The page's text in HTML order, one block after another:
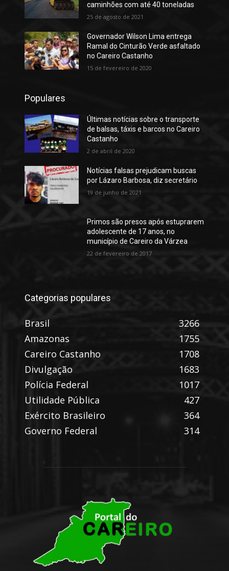
caminhões com até 40 toneladas
25 de agosto de 2021
Governador Wilson Lima entrega
Ramal do Cinturão Verde asfaltado
no Careiro Castanho
15 de fevereiro de 2020
Populares
Últimas notícias sobre o transporte
de balsas, táxis e barcos no Careiro
Castanho
2 de abril de 2020
Notícias falsas prejudicam buscas
por Lázaro Barbosa, diz secretário
19 de junho de 2021
Primos são presos após estuprarem
adolescente de 17 anos, no
município de Careiro da Várzea
22 de fevereiro de 2017
Categorias populares
Brasil
3266
Amazonas
1755
Careiro Castanho
1708
Divulgação
1683
Polícia Federal
1017
Utilidade Pública
427
Exército Brasileiro
364
Governo Federal
314